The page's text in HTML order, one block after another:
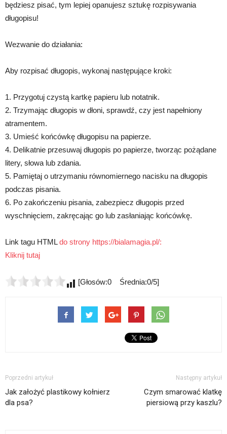
będziesz pisać, tym lepiej opanujesz sztukę rozpisywania
długopisu!
Wezwanie do działania:
Aby rozpisać długopis, wykonaj następujące kroki:
1. Przygotuj czystą kartkę papieru lub notatnik.
2. Trzymając długopis w dłoni, sprawdź, czy jest napełniony
atramentem.
3. Umieść końcówkę długopisu na papierze.
4. Delikatnie przesuwaj długopis po papierze, tworząc pożądane
litery, słowa lub zdania.
5. Pamiętaj o utrzymaniu równomiernego nacisku na długopis
podczas pisania.
6. Po zakończeniu pisania, zabezpiecz długopis przed
wyschnięciem, zakręcając go lub zasłaniając końcówkę.
Link tagu HTMLdo strony https://bialamagia.pl/:
Kliknij tutaj
[Głosów:0 Średnia:0/5]
Poprzedni artykuł
Jak założyć plastikowy kołnierz
dla psa?
Następny artykuł
Czym smarować klatkę
piersiową przy kaszlu?